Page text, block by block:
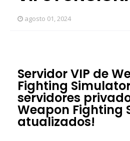
agosto 01, 2024
Servidor VIP de
Fighting
servidores
Weapon Fighting
atualizados!